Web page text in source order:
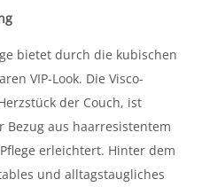
bietet durch die kubischen
VIP-Look. Die Visco-
der Couch, ist
aus haarresistentem
erleichtert. Hinter dem
und alltagstaugliches